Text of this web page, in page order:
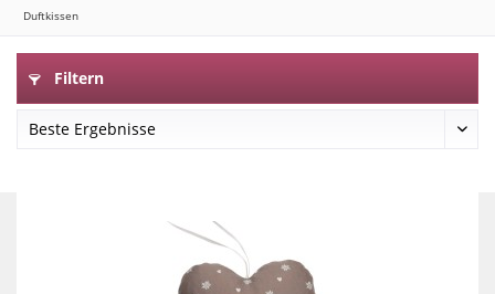
Duftkissen
Filtern